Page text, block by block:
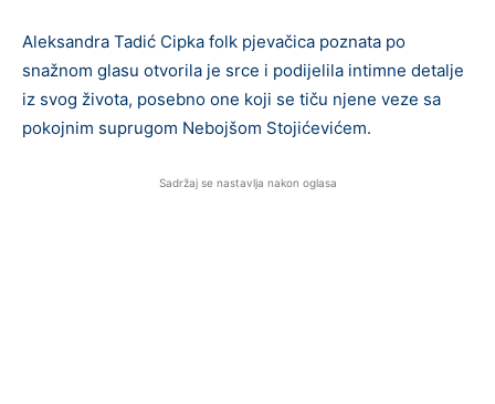
Aleksandra Tadić Cipka folk pjevačica poznata po
snažnom glasu otvorila je srce i podijelila intimne detalje
iz svog života, posebno one koji se tiču njene veze sa
pokojnim suprugom Nebojšom Stojićevićem.
Sadržaj se nastavlja nakon oglasa